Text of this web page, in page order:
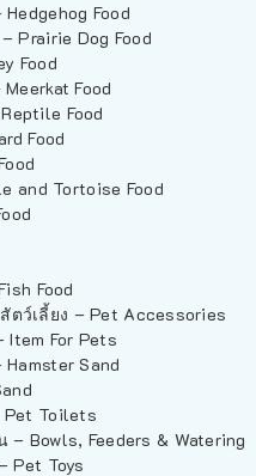
Food
Prairie Dog Food
Food
Food
Food
Food
and Tortoise Food
Food
ว์เลี้ยง – Pet Accessories
Item For Pets
Sand
Pet Toilets
– Bowls, Feeders & Watering
Pet Toys